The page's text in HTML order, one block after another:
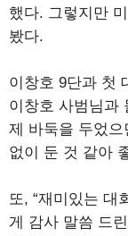
했다. 그렇지만
봤다.
이창호 9단과 첫
이창호 사범님과
제 바둑을 두었
없이 둔 것 같아
또, “재미있는 대
게 감사 말씀 드